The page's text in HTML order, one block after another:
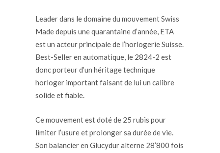
Leader dans le domaine du mouvement Swiss
Made depuis une quarantaine d’année, ETA
est un acteur principale de l’horlogerie Suisse.
Best-Seller en automatique, le 2824-2 est
donc porteur d’un héritage technique
horloger important faisant de lui un calibre
solide et fiable.
Ce mouvement est doté de 25 rubis pour
limiter l’usure et prolonger sa durée de vie.
Son balancier en Glucydur alterne 28’800 fois